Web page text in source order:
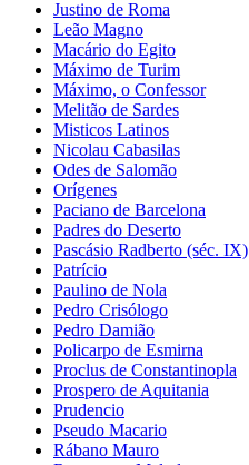
Justino de Roma
Leão Magno
Macário do Egito
Máximo de Turim
Máximo, o Confessor
Melitão de Sardes
Misticos Latinos
Nicolau Cabasilas
Odes de Salomão
Orígenes
Paciano de Barcelona
Padres do Deserto
Pascásio Radberto (séc. IX)
Patrício
Paulino de Nola
Pedro Crisólogo
Pedro Damião
Policarpo de Esmirna
Proclus de Constantinopla
Prospero de Aquitania
Prudencio
Pseudo Macario
Rábano Mauro